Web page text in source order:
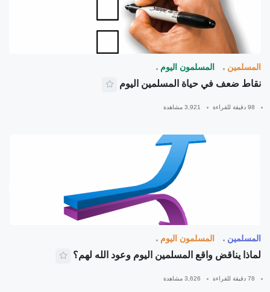
المسلمين المسلمون اليوم
نقاط ضعف في حياة المسلمين اليوم
98 دقيقة للقراءة 3,921 مشاهدة
المسلمين المسلمون اليوم
لماذا يناقض واقع المسلمين اليوم وعود الله لهم؟
78 دقيقة للقراءة 3,626 مشاهدة